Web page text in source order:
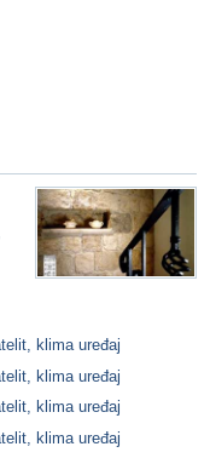
klima uređaj
klima uređaj
klima uređaj
klima uređaj